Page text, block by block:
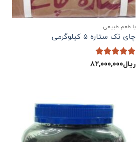
با طعم طبیعی
چای تک ستاره ۵ کیلوگرمی
نمره5از
ریال۸۲,۰۰۰,۰۰۰